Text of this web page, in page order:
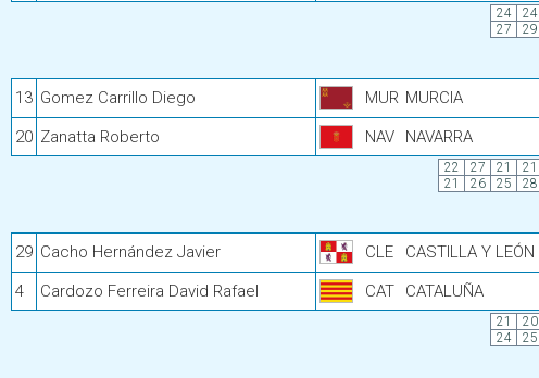
24 24
27
29
13 Gomez Carrillo Diego MUR MURCIA
20 Zanatta Roberto NAV NAVARRA
22 27 21 21
21
26 25 28
29 Cacho Hernández Javier CLE CASTILLA Y LEÓN
4 Cardozo Ferreira David Rafael CAT CATALUÑA
21 20
24
25